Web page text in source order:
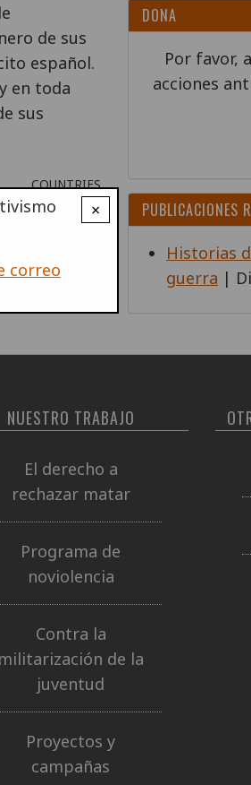
de sus
español.
en toda
sus
COUNTRIES
×
correo
DONA
Por favor,
acciones
PUBLICACIONES
Historias
guerra |
NUESTRO TRABAJO
El derecho a
rechazar matar
Programa de
noviolencia
Contra la
militarización de la
juventud
Proyectos y
campañas